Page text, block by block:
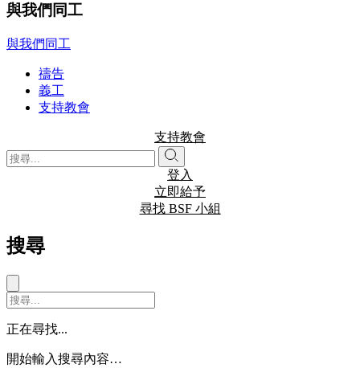
與我們同工
與我們同工
禱告
義工
支持教會
支持教會
登入
立即給予
尋找 BSF 小組
搜尋
正在尋找...
開始輸入搜尋內容…